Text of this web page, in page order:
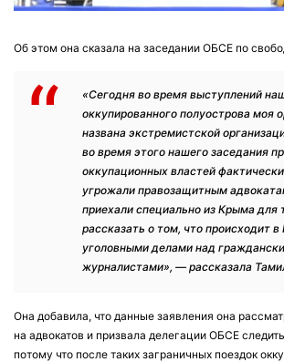
Об этом она сказала на заседании ОБСЕ по
«Сегодня во время выступлений
оккупированного полуострова моя
названа экстремистской
во время этого нашего заседания
оккупационных властей
угрожали правозащитным
приехали специально из Крыма для
рассказать о том, что происходит
уголовными делами над
журналистами», — рассказала
Она добавила, что данные заявления она
на адвокатов и призвала делегации ОБСЕ
потому что после таких заграничных поездок